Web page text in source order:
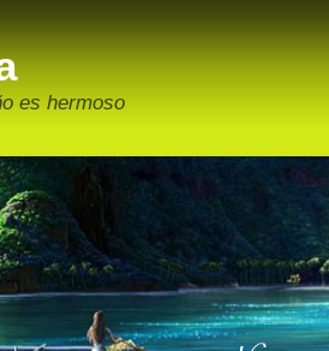
es hermoso